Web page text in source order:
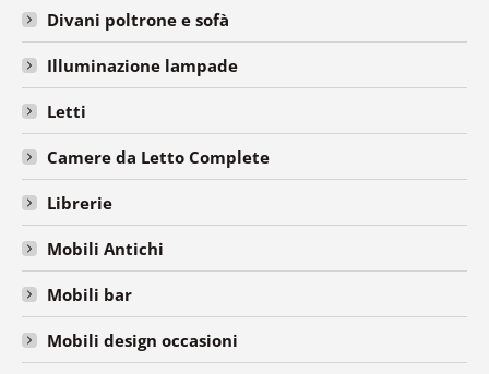
Divani poltrone e sofà
Illuminazione lampade
Letti
Camere da Letto Complete
Librerie
Mobili Antichi
Mobili bar
Mobili design occasioni